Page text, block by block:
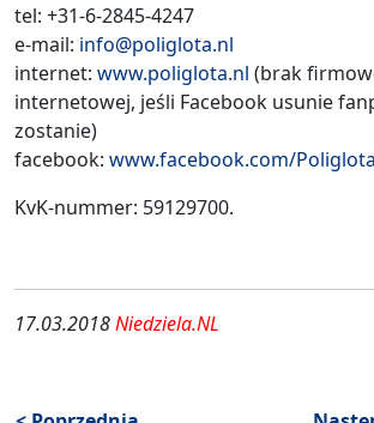
tel: +31-6-2845-4247
e-mail: info@poliglota.nl
internet: www.poliglota.nl (brak
internetowej, jeśli Facebook usunie
zostanie)
facebook: www.facebook.com/
KvK-nummer: 59129700.
17.03.2018Niedziela.NL